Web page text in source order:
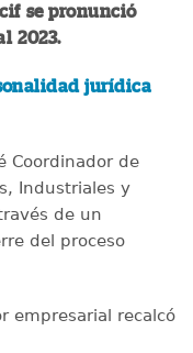
se pronunció
2023.
jurídica
Coordinador de
Industriales y
de un
del proceso
empresarial recalcó